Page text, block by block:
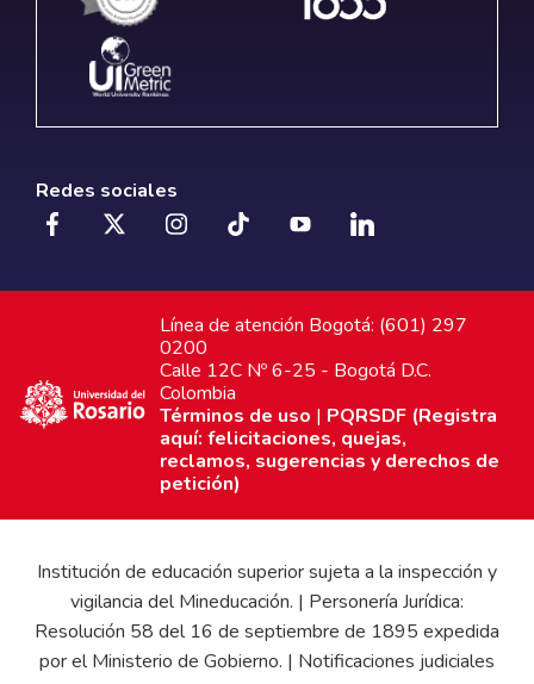
Redes sociales
Línea de atención Bogotá: (601) 297
0200
Calle 12C Nº 6-25 - Bogotá D.C.
Colombia
Términos de uso | PQRSDF (Registra
aquí: felicitaciones, quejas,
reclamos, sugerencias y derechos de
petición)
Institución de educación superior sujeta a la inspección y
vigilancia del Mineducación. | Personería Jurídica:
Resolución 58 del 16 de septiembre de 1895 expedida
por el Ministerio de Gobierno. | Notificaciones judiciales